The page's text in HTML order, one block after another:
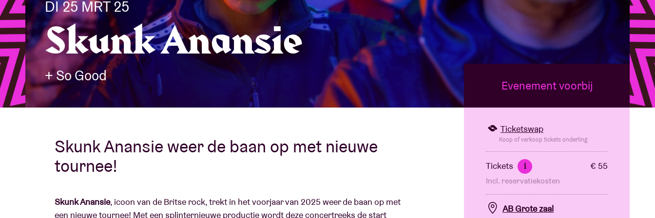
Bezoekersinfo
AB ❤ you
Over AB
Contact
DI 25 MRT 25
Skunk Anansie
+ So Good
Skunk Anansie weer de baan op met nieuwe
tournee!
Skunk Anansie, icoon van de Britse rock, trekt in het voorjaar van 2025 weer de baan op met
een nieuwe tournee! Met een splinternieuwe productie wordt deze concertreeks de start
Evenement voorbij
Ticketswap
Koop of verkoop tickets onderling
Tickets i € 55
Incl. reservatiekosten
AB Grote zaal